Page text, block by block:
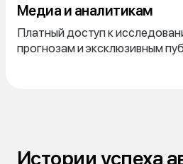
Медиа и аналитикам
Платный доступ к
прогнозам и эксклюзивным
Истории успеха